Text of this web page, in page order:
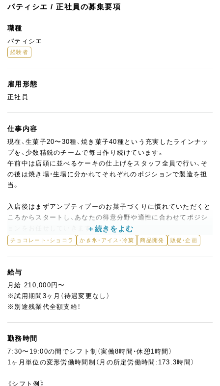
パティシエ / 正社員の募集要項
職種
パティシエ
経験者
雇用形態
正社員
仕事内容
現在、生菓子20〜30種、焼き菓子40種という充実したラインナッ
プを、少数精鋭のチームで毎日作り続けています。
午前中は店頭に並べるケーキの仕上げをスタッフ全員で行い、そ
の後は焼き場・生場に分かれてそれぞれのポジションで製造を担
当。
入店後はまずアンプティプーのお菓子づくりに慣れていただくと
ころからスタートし、あなたの得意分野や適性に合わせてポジシ
ョンをお任せしていきます。
桃のタルトや季節のフルーツを使ったケーキなど、素材に徹底的
スタッフのアイデアも積極的に取り入れながら商品開発を一緒に
進めていきたいと考えています。
あなたの経験と感性を、ぜひ活かしてください。
チョコレート・ショコラ かき氷・アイス・冷菓 商品開発 販促・企画
給与
月給 210,000円〜
※試用期間3ヶ月（待遇変更なし）
※別途残業代全額支給！
勤務時間
7:30〜19:00の間でシフト制（実働8時間・休憩1時間）
1ヶ月単位の変形労働時間制（月の所定労働時間:173.3時間）
《シフト例》